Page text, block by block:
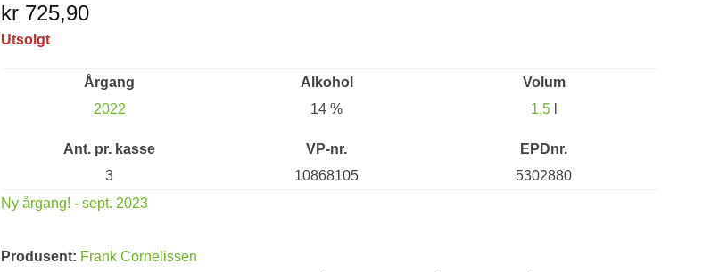
kr 725,90
Utsolgt
Årgang
2022
Alkohol
14 %
Volum
1,5l
Ant. pr. kasse
3
VP-nr.
10868105
EPDnr.
5302880
Ny årgang! - sept. 2023
Produsent: Frank Cornelissen